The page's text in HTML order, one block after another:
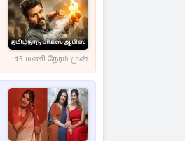
15 மணி நேரம் முன்